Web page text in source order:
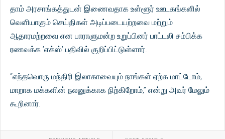
தாம் அரசாங்கத்துடன் இணைவதாக உள்ளூர் ஊடகங்களில்
வெளியாகும் செய்திகள் அடிப்படையற்றவை மற்றும்
ஆதாரமற்றவை என பாராளுமன்ற உறுப்பினர் பாட்டலி சம்பிக்க
ரணவக்க ’எக்ஸ்’ பதிவில் குறிப்பிட்டுள்ளார்.
“எந்தவொரு மந்திரி இலாகாவையும் நாங்கள் ஏற்க மாட்டோம்,
மாறாக மக்களின் நலனுக்காக நிற்கிறோம்,” என்று அவர் மேலும்
கூறினார்.